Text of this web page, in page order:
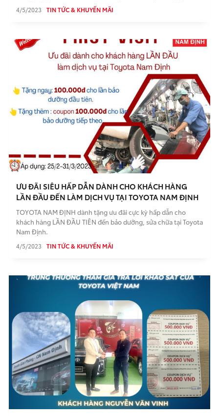
4/5/2023 TIN TỨC & KHUYẾN MÃI
ƯU ĐÃI SIÊU HẤP DẪN DÀNH CHO KHÁCH HÀNG
LẦN ĐẦU ĐẾN LÀM DỊCH VỤ TẠI TOYOTA NAM ĐỊNH
TOYOTA NAM ĐỊNH dành tặng ưu đãi cực kỳ hấp dẫn cho
khách hàng LẦN ĐẦU TIÊN đến bảo dưỡng, sửa chữa tại Toyota
Nam Định.
4/5/2023 TIN TỨC & KHUYẾN MÃI